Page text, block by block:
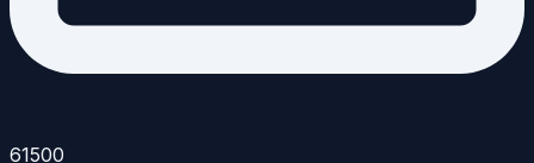
61500